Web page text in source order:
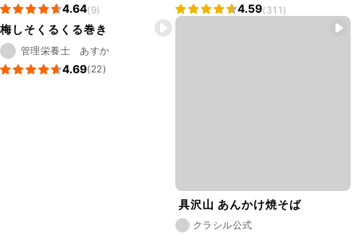
4.64(9) 4.59(311)
梅しそくるくる巻き
管理栄養士 あすか
4.69(22)
具沢山 あんかけ焼そば
クラシル公式